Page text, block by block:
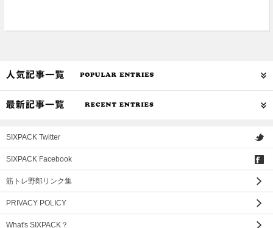
SIXPACK Twitter
SIXPACK Facebook
筋トレ野郎リンク集
PRIVACY POLICY
What's SIXPACK？